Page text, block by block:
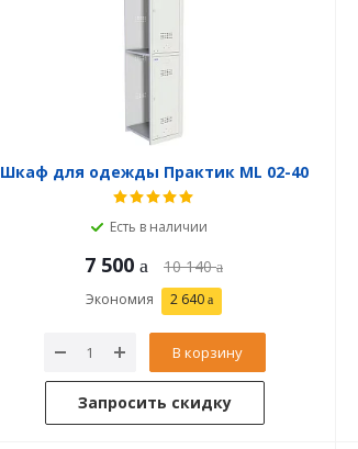
Шкаф для одежды Практик ML 02-40
Есть в наличии
7 500 10 140
Экономия 2 640
В корзину
Запросить скидку